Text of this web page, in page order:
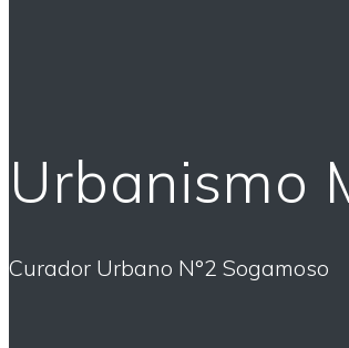
Urbanismo
Curador Urbano N°2 Sogamoso